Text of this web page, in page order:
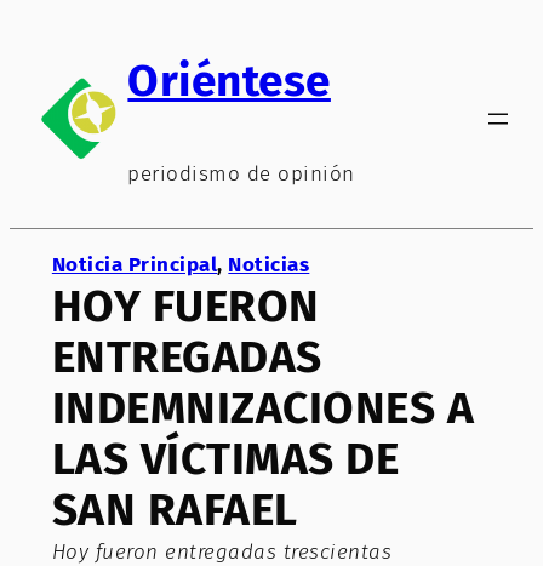
contenido
Oriéntese
periodismo de opinión
Noticia Principal, Noticias
HOY FUERON
ENTREGADAS
INDEMNIZACIONES A
LAS VÍCTIMAS DE
SAN RAFAEL
Hoy fueron entregadas trescientas